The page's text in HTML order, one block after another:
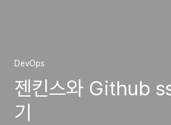
DevOps
젠킨스와 Github
기